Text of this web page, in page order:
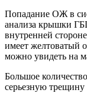
Попадание ОЖ в
анализа крышки
внутренней
имеет желтоватый
можно увидеть на
Большое
серьезную